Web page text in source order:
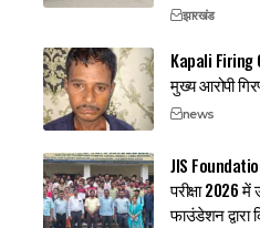
झारखंड
Kapali Firing
मुख्य आरोपी
news
JIS
परीक्षा 2026 में
फाउंडेशन द्वारा